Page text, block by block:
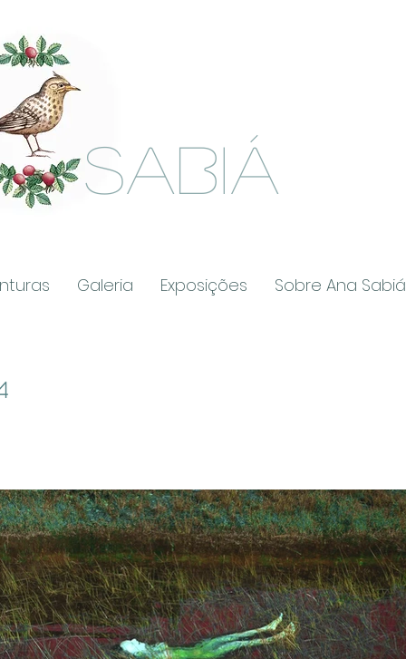
SABIÁ
Galeria Exposições Sobre Ana Sabiá